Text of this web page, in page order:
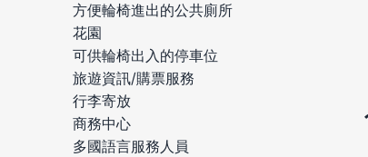
方便輪椅進出的公共廁所
花園
可供輪椅出入的停車位
旅遊資訊/購票服務
行李寄放
商務中心
多國語言服務人員